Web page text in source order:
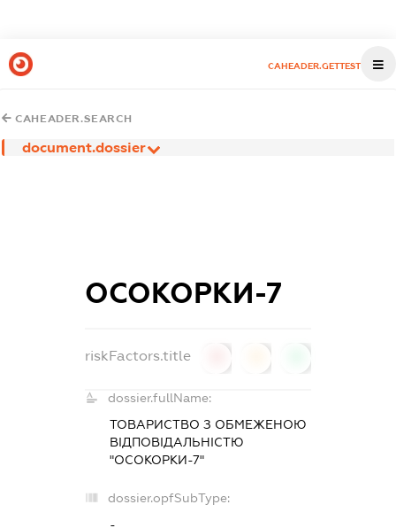
CAHEADER.GETTEST
CAHEADER.SEARCH
document.dossier
ОСОКОРКИ-7
riskFactors.title
dossier.fullName:
ТОВАРИСТВО З ОБМЕЖЕНОЮ
ВІДПОВІДАЛЬНІСТЮ
"ОСОКОРКИ-7"
dossier.opfSubType:
-